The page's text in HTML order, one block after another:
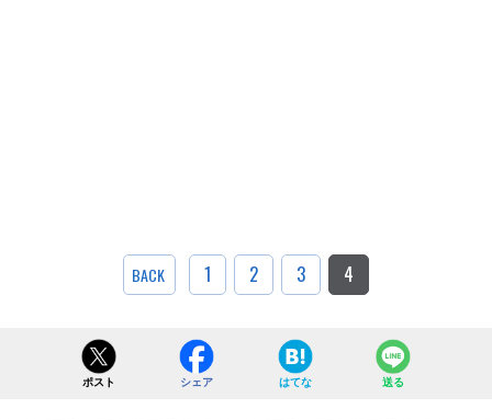
BACK 1 2 3 4
ポスト シェア はてな 送る